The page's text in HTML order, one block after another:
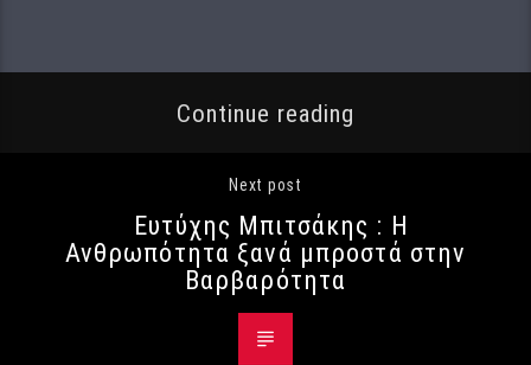
Continue reading
Next post
Ευτύχης Μπιτσάκης : Η
Ανθρωπότητα ξανά μπροστά στην
Βαρβαρότητα